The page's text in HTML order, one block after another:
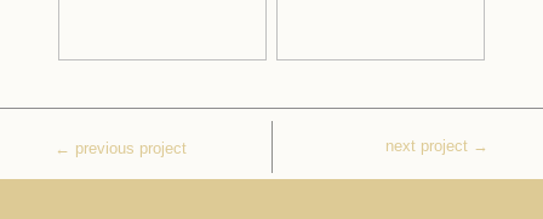
← previous project next project →